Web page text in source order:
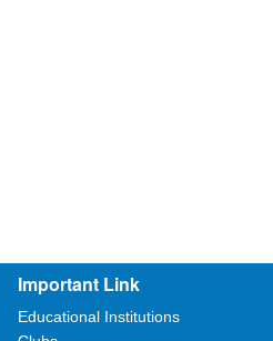
Important Link
Educational Institutions